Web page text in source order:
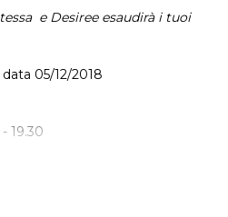
e Desiree esaudirà i tuoi
05/12/2018
19.30